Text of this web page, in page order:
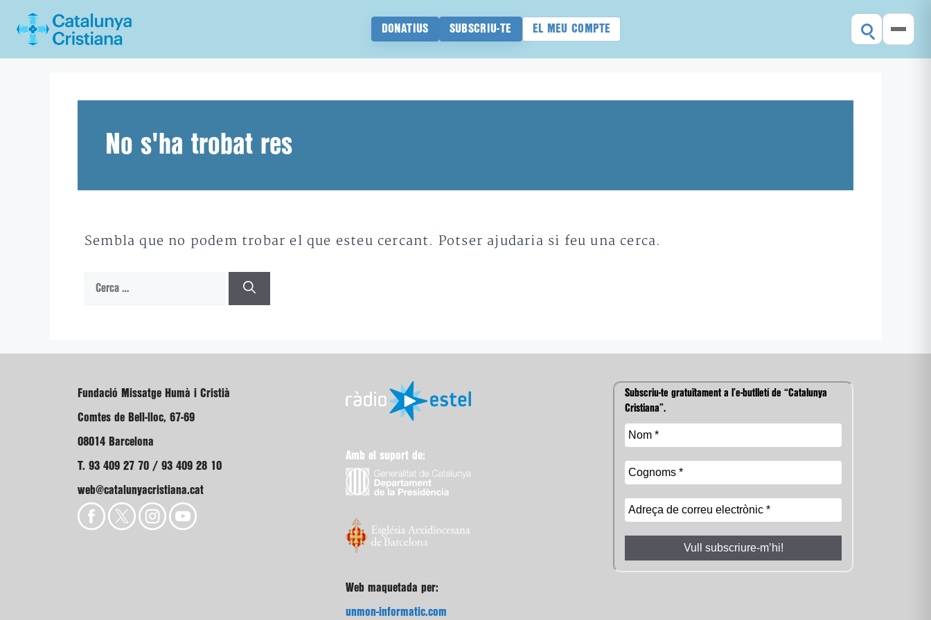
DONATIUS SUBSCRIU-TE EL MEU COMPTE
No s'ha trobat res
Sembla que no podem trobar el que esteu cercant. Potser ajudaria si feu una cerca.
Cerca:
Fundació Missatge Humà i Cristià
Comtes de Bell-lloc, 67-69
08014 Barcelona
T. 93 409 27 70 / 93 409 28 10
web@catalunyacristiana.cat
Amb el suport de:
Web maquetada per:
unmon-informatic.com
Subscriu-te gratuïtament a l’e-butlletí de “Catalunya
Cristiana”.